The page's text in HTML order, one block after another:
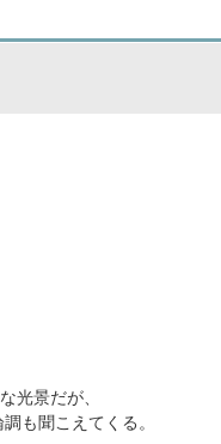
光景だが、
も聞こえてくる。